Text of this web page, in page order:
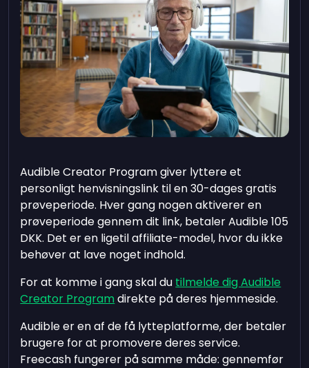
Audible Creator Program giver lyttere et
personligt henvisningslink til en 30-dages gratis
prøveperiode. Hver gang nogen aktiverer en
prøveperiode gennem dit link, betaler Audible 105
DKK. Det er en ligetil affiliate-model, hvor du ikke
behøver at lave noget indhold.
For at komme i gang skal du tilmelde dig Audible
Creator Programdirekte på deres hjemmeside.
Audible er en af de få lytteplatforme, der betaler
brugere for at promovere deres service.
Freecash fungerer på samme måde: gennemfør